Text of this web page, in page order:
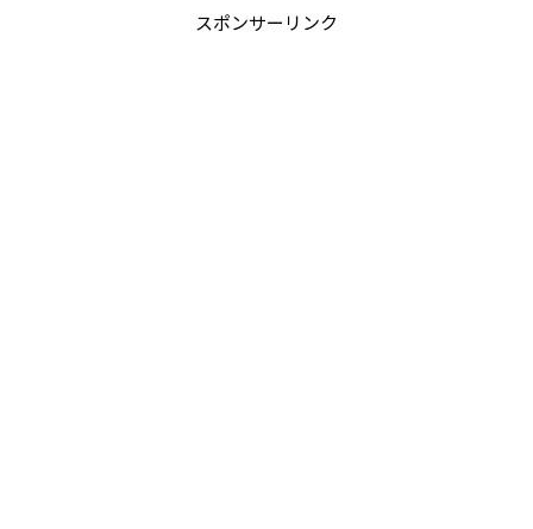
スポンサーリンク